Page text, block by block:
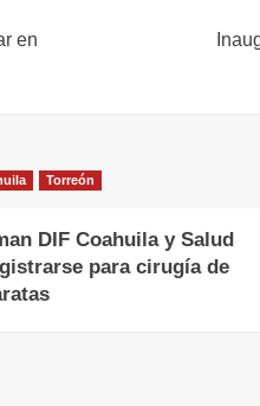
en
Torreón
DIF Coahuila y Salud
para cirugía de